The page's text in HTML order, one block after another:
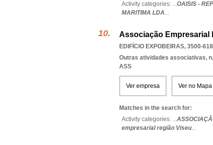
Activity categories: ...OAISIS -
MARITIMA LDA...
Associação Empresarial
EDIFÍCIO EXPOBEIRAS, 3500-618
Outras atividades associativas,
ASS
Ver empresa Ver no Mapa
Matches in the search for:
Activity categories: ...
empresarial região Viseu...